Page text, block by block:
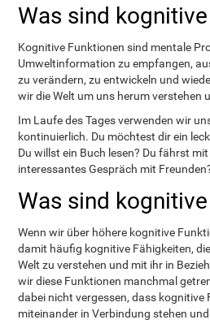
Was sind
Kognitive Funktionen sind mentale
Umweltinformation zu empfangen,
zu verändern, zu entwickeln und
wir die Welt um uns herum verstehen
Im Laufe des Tages verwenden wir
kontinuierlich. Du möchtest dir ein
Du willst ein Buch lesen? Du fährst
interessantes Gespräch mit
Was sind
Wenn wir über höhere kognitive
damit häufig kognitive Fähigkeiten,
Welt zu verstehen und mit ihr in
wir diese Funktionen manchmal
dabei nicht vergessen, dass kognitive
miteinander in Verbindung stehen